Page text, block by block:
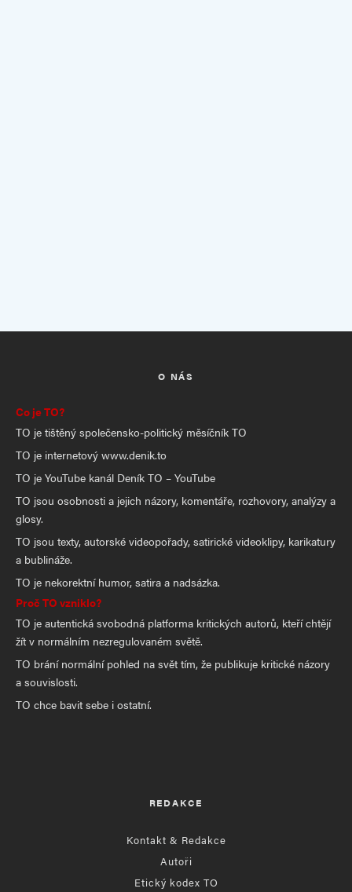
O NÁS
Co je TO?
TO je tištěný společensko-politický měsíčník TO
TO je internetový www.denik.to
TO je YouTube kanál Deník TO – YouTube
TO jsou osobnosti a jejich názory, komentáře, rozhovory, analýzy a
glosy.
TO jsou texty, autorské videopořady, satirické videoklipy, karikatury
a bublináže.
TO je nekorektní humor, satira a nadsázka.
Proč TO vzniklo?
TO je autentická svobodná platforma kritických autorů, kteří chtějí
žít v normálním nezregulovaném světě.
TO brání normální pohled na svět tím, že publikuje kritické názory
a souvislosti.
TO chce bavit sebe i ostatní.
REDAKCE
Kontakt & Redakce
Autoři
Etický kodex TO